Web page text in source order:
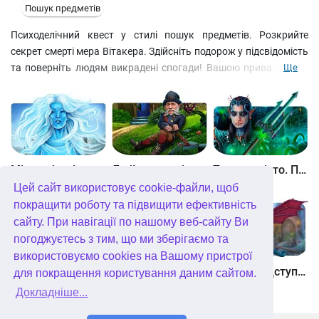
Цей сайт використовує cookie-файли, щоб
покращити роботу та підвищити ефективність
сайту. При навігації по нашому веб-сайту Ви
погоджуєтесь з тим, що ми зберігаємо та
використовуємо cookies на Вашому пристрої
для покращення користування даним сайтом.
Докладніше...
Пошук предметів
Психоделічний квест у стилі пошук предметів. Розкрийте
секрет смерті мера Вітакера. Здійсніть подорож у підсвідомість
та поверніть людям викрадені спогади! Вашою привабливою
дівчиною ви займетеся пошуками доказів і розгадуванням
головоломок. Тепер ви можете подивитися на ігрову сцену під
різними кутами. Використовуйте цю технологію у
розслідуванні!
Ще
Таємне місто. Підводне царство. колекційне видання
Небесні землі. Пробудження гігантів. колекційне видання Загадки Нью-Йорка. Пробудження. колекційне видання Хімери. Підступи зла. колекційне видання